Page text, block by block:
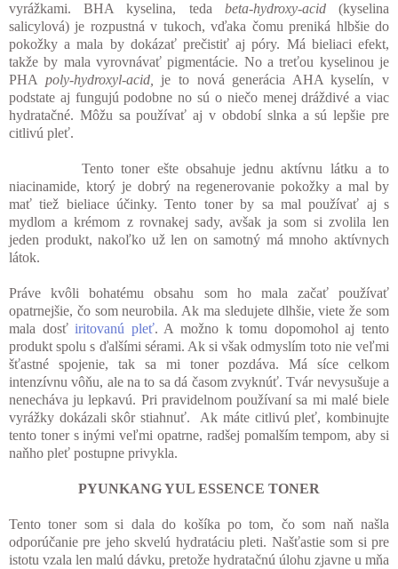
vyrážkami. BHA kyselina, teda beta-hydroxy-acid(kyselina
salicylová) je rozpustná v tukoch, vďaka čomu preniká hlbšie do
pokožky a mala by dokázať prečistiť aj póry. Má bieliaci efekt,
takže by mala vyrovnávať pigmentácie. No a treťou kyselinou je
PHA poly-hydroxyl-acid,
je to nová generácia AHA kyselín, v
podstate aj fungujú podobne no sú o niečo menej dráždivé a viac
hydratačné. Môžu sa používať aj v období slnka a sú lepšie pre
citlivú pleť.
Tento toner ešte obsahuje jednu aktívnu látku a to
niacinamide, ktorý je dobrý na regenerovanie pokožky a mal by
mať tiež bieliace účinky. Tento toner by sa mal používať aj s
mydlom a krémom z rovnakej sady, avšak ja som si zvolila len
jeden produkt, nakoľko už len on samotný má mnoho aktívnych
látok.
Práve kvôli bohatému obsahu som ho mala začať používať
opatrnejšie, čo som neurobila. Ak ma sledujete dlhšie, viete že som
mala dosťiritovanú pleť. A možno k tomu dopomohol aj tento
produkt spolu s ďalšími sérami. Ak si však odmyslím toto nie veľmi
šťastné spojenie, tak sa mi toner pozdáva. Má síce celkom
intenzívnu vôňu, ale na to sa dá časom zvyknúť. Tvár nevysušuje a
nenecháva ju lepkavú. Pri pravidelnom používaní sa mi malé biele
vyrážky dokázali skôr stiahnuť. Ak máte citlivú pleť, kombinujte
tento toner s inými veľmi opatrne, radšej pomalším tempom, aby si
naňho pleť postupne privykla.
PYUNKANG YUL ESSENCE TONER
Tento toner som si dala do košíka po tom, čo som naň našla
odporúčanie pre jeho skvelú hydratáciu pleti. Našťastie som si pre
istotu vzala len malú dávku, pretože hydratačnú úlohu zjavne u mňa